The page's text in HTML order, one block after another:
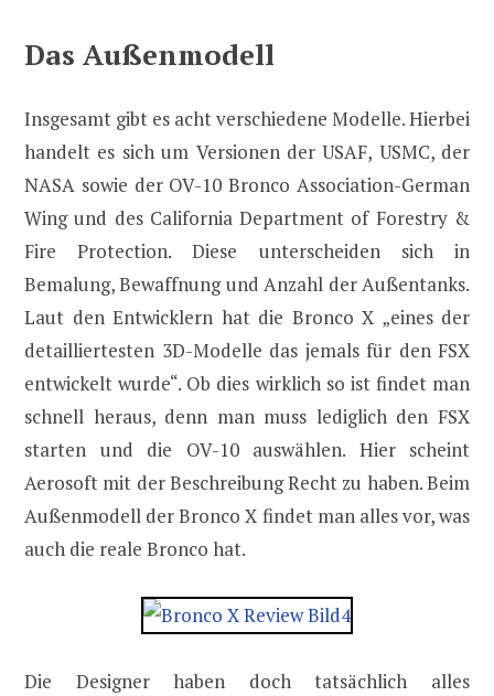
Das Außenmodell
Insgesamt gibt es acht verschiedene Modelle. Hierbei
handelt es sich um Versionen der USAF, USMC, der
NASA sowie der OV-10 Bronco Association-German
Wing und des California Department of Forestry &
Fire Protection. Diese unterscheiden sich in
Bemalung, Bewaffnung und Anzahl der Außentanks.
Laut den Entwicklern hat die Bronco X „eines der
detailliertesten 3D-Modelle das jemals für den FSX
entwickelt wurde“. Ob dies wirklich so ist findet man
schnell heraus, denn man muss lediglich den FSX
starten und die OV-10 auswählen. Hier scheint
Aerosoft mit der Beschreibung Recht zu haben. Beim
Außenmodell der Bronco X findet man alles vor, was
auch die reale Bronco hat.
Die Designer haben doch tatsächlich alles